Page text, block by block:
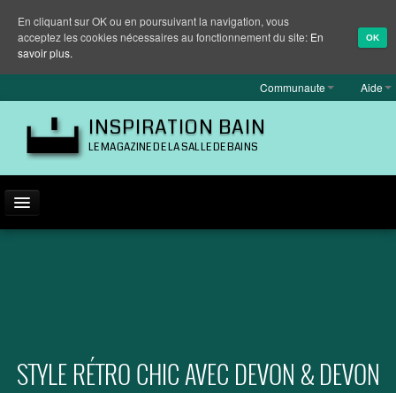
Communaute Aide
INSPIRATION BAIN
LE MAGAZINE DE LA SALLE DE BAINS
STYLE RÉTRO CHIC AVEC DEVON & DEVON
En cliquant sur OK ou en poursuivant la navigation, vous
acceptez les cookies nécessaires au fonctionnement du site: En
savoir plus.
OK